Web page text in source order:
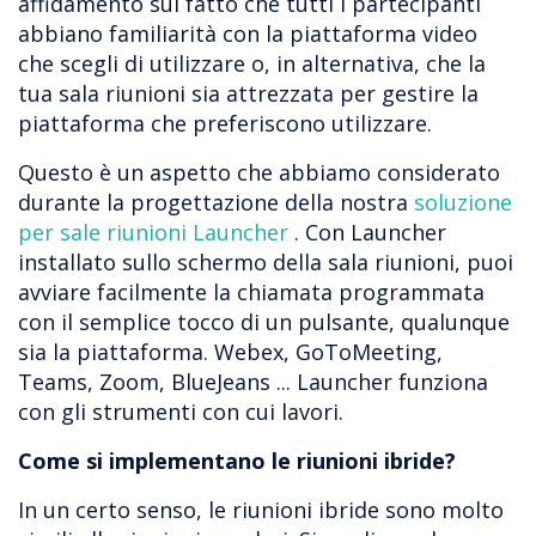
abbiano familiarità con la piattaforma video
che scegli di utilizzare o, in alternativa, che la
tua sala riunioni sia attrezzata per gestire la
piattaforma che preferiscono utilizzare.
Questo è un aspetto che abbiamo considerato
durante la progettazione della nostra soluzione
per sale riunioni Launcher . Con Launcher
installato sullo schermo della sala riunioni, puoi
avviare facilmente la chiamata programmata
con il semplice tocco di un pulsante, qualunque
sia la piattaforma. Webex, GoToMeeting,
Teams, Zoom, BlueJeans ... Launcher funziona
con gli strumenti con cui lavori.
Come si implementano le riunioni ibride?
In un certo senso, le riunioni ibride sono molto